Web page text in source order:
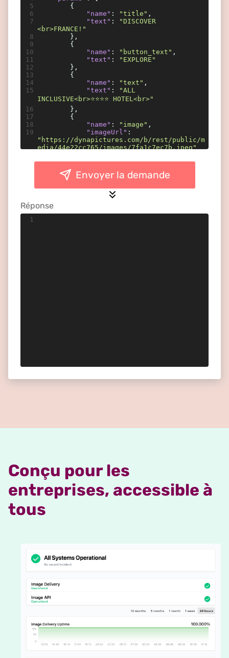
5
{
6
"name" : "title" ,
7
"text" :
"DISCOVER
<br>FRANCE!"
8
},
9
{
10
"name" : "button_text" ,
11
"text" :
"EXPLORE"
12
},
13
{
14
"name" : "text" ,
15
"text" :
"ALL
INCLUSIVE<br>⭐⭐⭐⭐ HOTEL<br>"
16
},
17
{
18
"name" : "image" ,
19
"imageUrl"
"https://dynapictures.com/b/rest/public/m
edia/44e22cc765/images/7fa1c7ec7b.jpeg"
]
Envoyer la demande
Réponse
1
Conçu pour les
entreprises, accessible à
tous